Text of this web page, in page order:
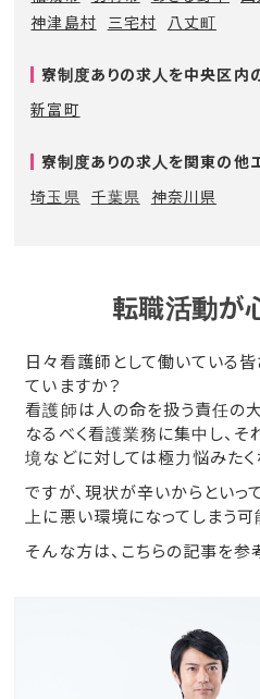
神津島村
三宅村 八丈町
寮制度ありの求人を中央区内
新富町
寮制度ありの求人を関東の他
埼玉県
千葉県 神奈川県
転職活動が
日々看護師として働いている
ていますか？
看護師は人の命を扱う責任の
なるべく看護業務に集中し、
境などに対しては極力悩みたく
ですが、現状が辛いからといっ
上に悪い環境になってしまう可
そんな方は、こちらの記事を参